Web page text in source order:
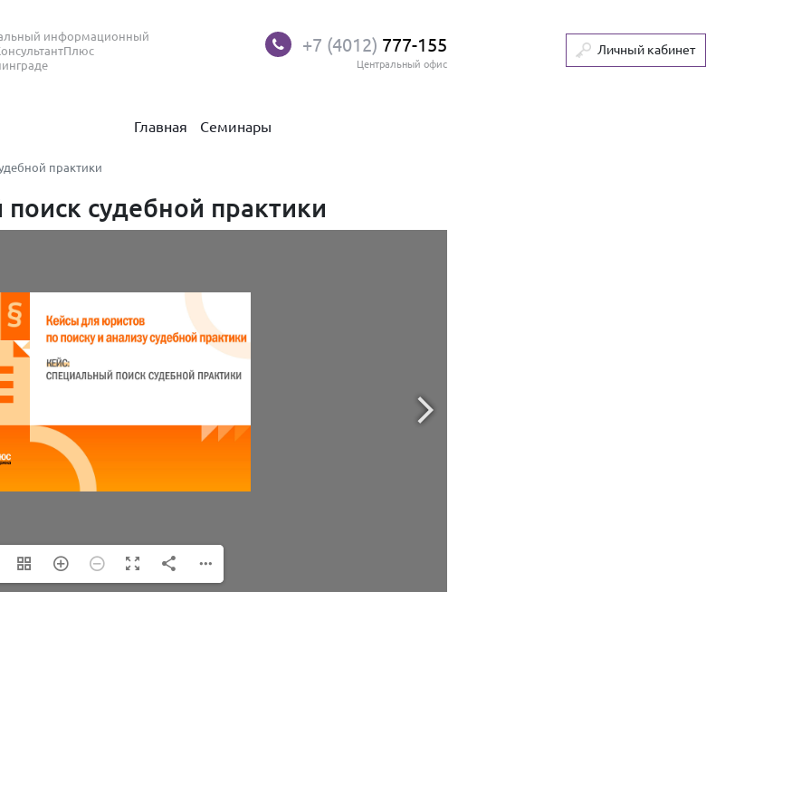
информационный
+7 (4012) 777-155
Центральный офис
Личный кабинет
Главная Семинары
практики
судебной практики